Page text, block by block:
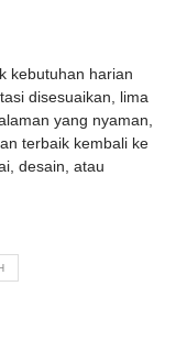
kebutuhan harian
disesuaikan, lima
yang nyaman,
terbaik kembali ke
desain, atau